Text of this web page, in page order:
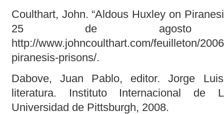
Coulthart, John. “Aldous Huxley on
25 de agosto
http://www.johncoulthart.com/feuilleton/
piranesis-prisons/.
Dabove, Juan Pablo, editor. Jorge
literatura. Instituto Internacional de
Universidad de Pittsburgh, 2008.